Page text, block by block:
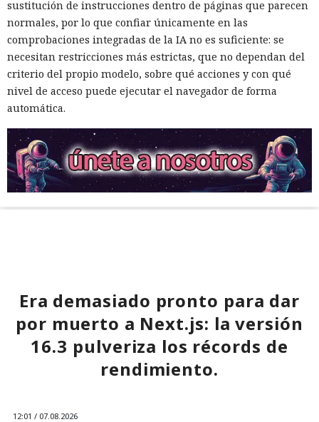
sustitución de instrucciones dentro de páginas que parecen
normales, por lo que confiar únicamente en las
comprobaciones integradas de la IA no es suficiente: se
necesitan restricciones más estrictas, que no dependan del
criterio del propio modelo, sobre qué acciones y con qué
nivel de acceso puede ejecutar el navegador de forma
automática.
Inspecciones que forzarán su
salida del mercado: China toma
represalias contra EE. UU. a
través de Palo Alto Networks
12:43 / 07.08.2026
Era demasiado pronto para dar
por muerto a Next.js: la versión
16.3 pulveriza los récords de
rendimiento.
12:01 / 07.08.2026